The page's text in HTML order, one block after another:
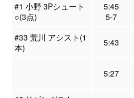
#1 小野 3Pシュート
○(3点)
5:45
5-7
#33 荒川 アシスト(1
本)
5:43
5:27